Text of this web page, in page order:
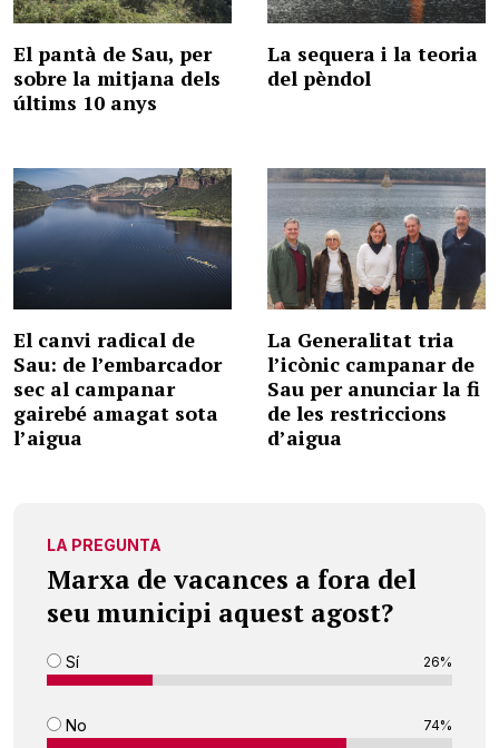
El pantà de Sau, per
sobre la mitjana dels
últims 10 anys
La sequera i la teoria
del pèndol
El canvi radical de
Sau: de l’embarcador
sec al campanar
gairebé amagat sota
l’aigua
La Generalitat tria
l’icònic campanar de
Sau per anunciar la fi
de les restriccions
d’aigua
LA PREGUNTA
Marxa de vacances a fora del
seu municipi aquest agost?
Sí 26%
No 74%